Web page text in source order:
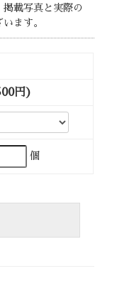
載写真と実際の
ます。
円)
個